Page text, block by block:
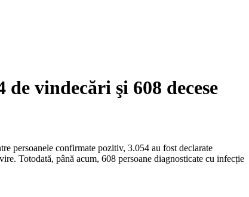
vindecări şi 608 decese
persoanele confirmate pozitiv, 3.054 au fost declarate
Totodată, până acum, 608 persoane diagnosticate cu infecție